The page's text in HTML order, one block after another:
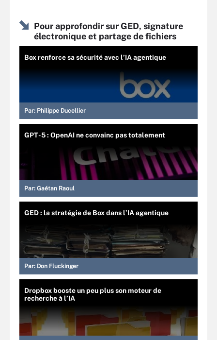
Pour approfondir sur GED, signature
électronique et partage de fichiers
Box renforce sa sécurité avec l’IA agentique
Par: Philippe Ducellier
GPT-5 : OpenAI ne convainc pas totalement
Par: Gaétan Raoul
GED : la stratégie de Box dans l’IA agentique
Par: Don Fluckinger
Dropbox booste un peu plus son moteur de
recherche à l’IA